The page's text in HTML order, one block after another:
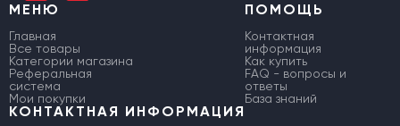
МЕНЮ
Главная
Все товары
Категории магазина
Реферальная
система
Мои покупки
ПОМОЩЬ
Контактная
информация
Как купить
FAQ - вопросы и
ответы
База знаний
КОНТАКТНАЯ ИНФОРМАЦИЯ